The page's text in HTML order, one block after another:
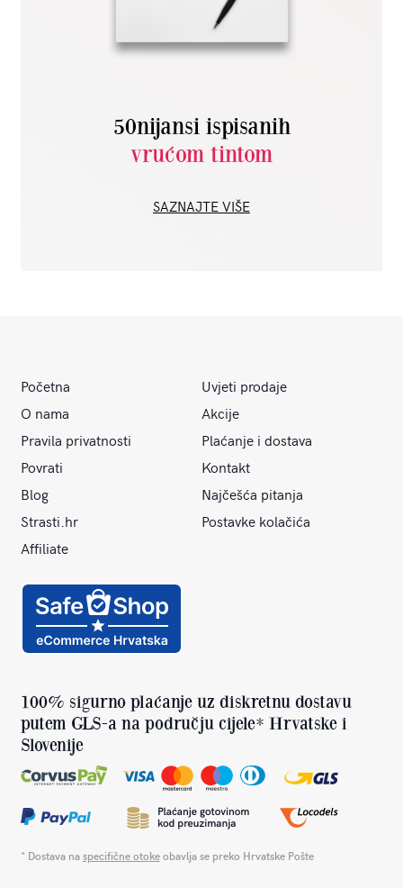
50nijansi ispisanih
vrućom tintom
SAZNAJTE VIŠE
Početna
Uvjeti prodaje
O nama
Akcije
Pravila privatnosti
Plaćanje i dostava
Povrati
Kontakt
Blog
Najčešća pitanja
Strasti.hr
Postavke kolačića
Affiliate
100% sigurno plaćanje uz diskretnu dostavu
putem GLS-a na području cijele* Hrvatske i
Slovenije
* Dostava naspecifične otokeobavlja se preko Hrvatske Pošte